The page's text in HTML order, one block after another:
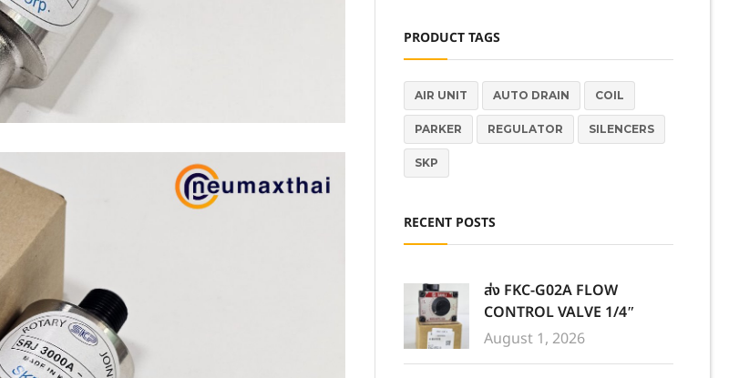
PRODUCT TAGS
AIR UNIT AUTO DRAIN COIL
PARKER REGULATOR SILENCERS
SKP
RECENT POSTS
ส่ง FKC-G02A FLOW
CONTROL VALVE 1/4″
August 1, 2026